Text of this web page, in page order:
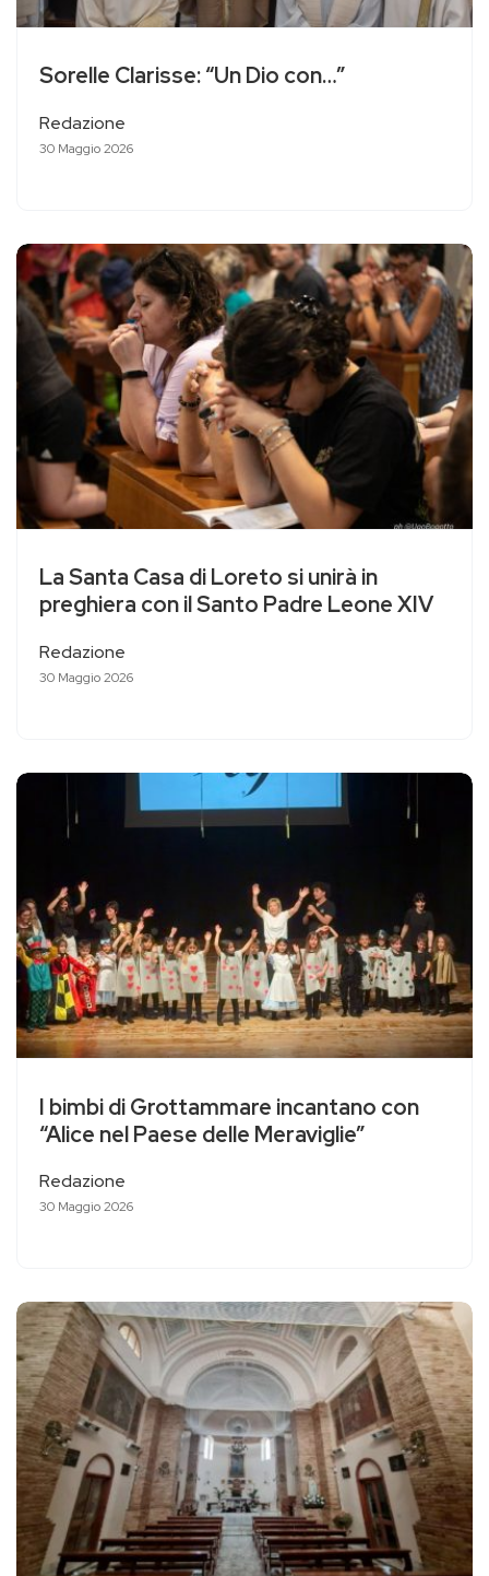
Sorelle Clarisse: “Un Dio con…”
Redazione
30 Maggio 2026
La Santa Casa di Loreto si unirà in
preghiera con il Santo Padre Leone XIV
Redazione
30 Maggio 2026
I bimbi di Grottammare incantano con
“Alice nel Paese delle Meraviglie”
Redazione
30 Maggio 2026